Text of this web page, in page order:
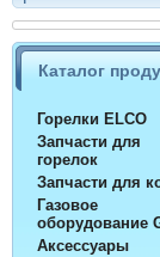
Каталог
Горелки ELCO
Запчасти для
горелок
Запчасти для
Газовое
оборудование
Аксессуары